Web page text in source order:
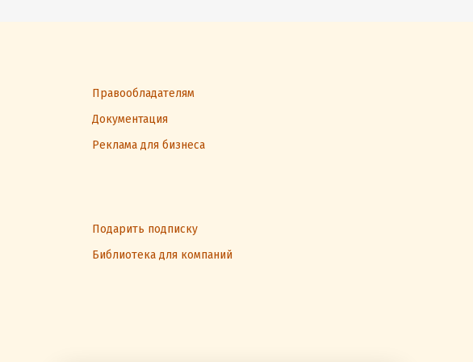
Правообладателям
Документация
Реклама для бизнеса
Подарить подписку
Библиотека для компаний